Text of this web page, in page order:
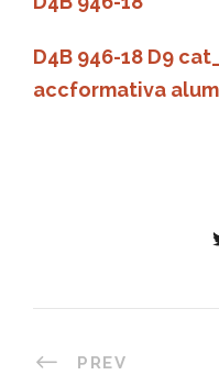
D4B 946-18 D9
accformativa
PREV